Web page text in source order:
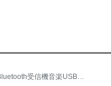
商品名：Bluetooth受信機音楽USB車載mp 3オーディオBluetooth変換器ディスク機能拡張カード・スティレオ受信機アップグレード版（Bluetooth通話対応）黒